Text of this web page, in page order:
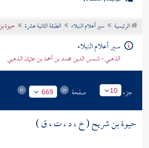
موضوعي
تراجم الأعلام
الرئيسية سير أعلام النبلاء الطبقة الثانية عشرة حيوة
سير أعلام النبلاء
الذهبي - شمس الدين محمد بن أحمد بن عثمان الذهبي
جزء 10 صفحة 669
حيوة بن شريح ( خ ، د ، ت ، ق )